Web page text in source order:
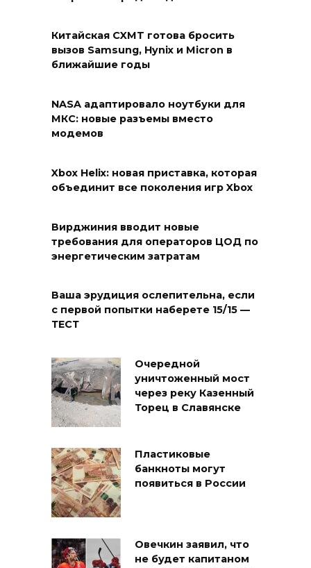
Китайская CXMT готова бросить
вызов Samsung, Hynix и Micron в
ближайшие годы
NASA адаптировало ноутбуки для
МКС: новые разъемы вместо
модемов
Xbox Helix: новая приставка, которая
объединит все поколения игр Xbox
Вирджиния вводит новые
требования для операторов ЦОД по
энергетическим затратам
Ваша эрудиция ослепительна, если
с первой попытки наберете 15/15 —
ТЕСТ
Очередной
уничтоженный мост
через реку Казенный
Торец в Славянске
Пластиковые
банкноты могут
появиться в России
Овечкин заявил, что
не будет капитаном